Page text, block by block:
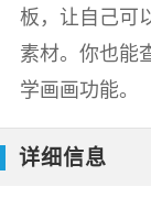
板，让自己可
素材。你也能
学画画功能。
详细信息